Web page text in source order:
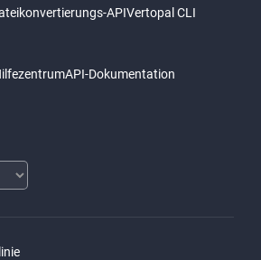
APIVertopal CLI
API-Dokumentation